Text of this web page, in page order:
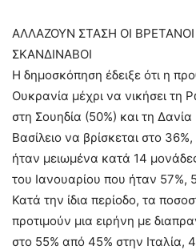
ΑΛΛΑΖΟΥΝ ΣΤΑΣΗ ΟΙ ΒΡΕΤΑΝΟΙ
ΣΚΑΝΔΙΝΑΒΟΙ
Η δημοσκόπηση έδειξε ότι η
Ουκρανία μέχρι να νικήσει τη
στη Σουηδία (50%) και τη
Βασίλειο να βρίσκεται στο
ήταν μειωμένα κατά 14
του Ιανουαρίου που ήταν 57%,
Κατά την ίδια περίοδο, τα
προτιμούν μια ειρήνη με
στο 55% από 45% στην Ιταλία,